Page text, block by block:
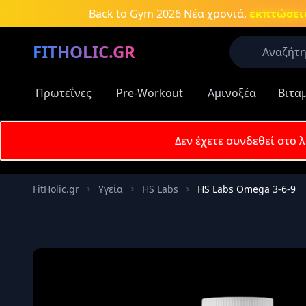
Μετάβαση στο κύριο περιεχόμενο
Back to Gym 2026 Νέα χρονιά,
FITHOLIC.GR
Οι
Αύξηση
Πρωτεΐνες Pre-Workout Αμινοξέα
Δεν έχετε συνδεθεί στο
FitHolic.gr Υγεία HS Labs HS Labs Omega 3-6-9
Email